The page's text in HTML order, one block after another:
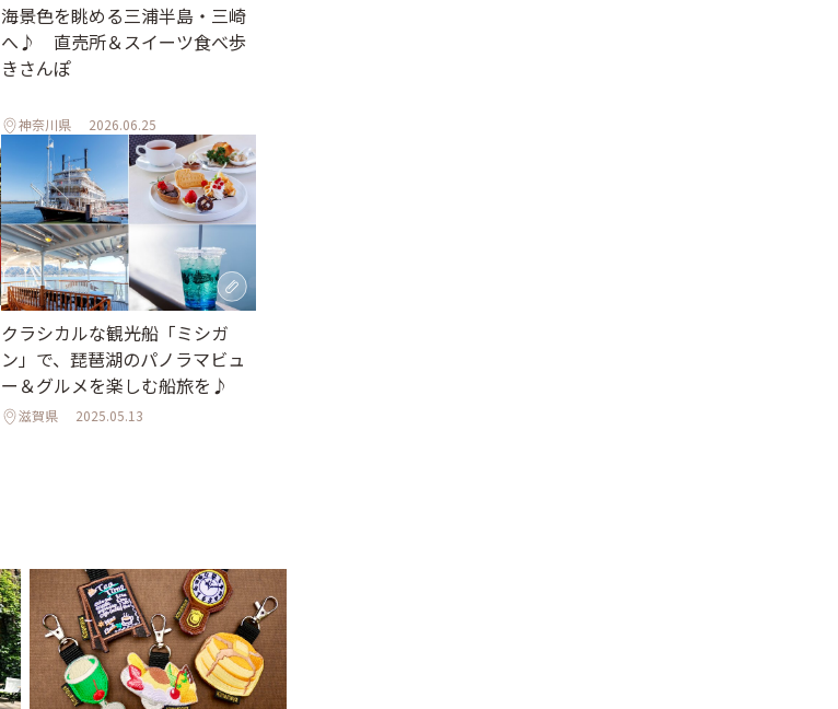
海景色を眺める三浦半島・三崎
へ♪ 直売所＆スイーツ食べ歩
きさんぽ
神奈川県 2026.06.25
クラシカルな観光船「ミシガ
ン」で、琵琶湖のパノラマビュ
ー＆グルメを楽しむ船旅を♪
滋賀県 2025.05.13